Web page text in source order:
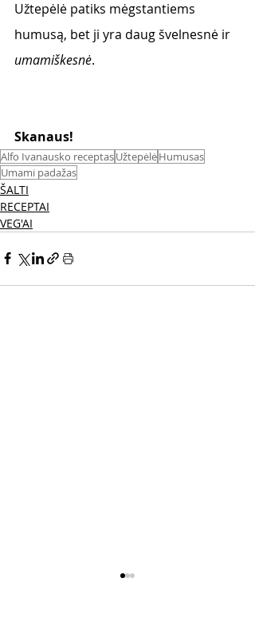
Užtepėlė patiks mėgstantiems
humusą, bet ji yra daug švelnesnė ir
umamiškesnė.
Skanaus!
Alfo Ivanausko receptasUžtepėlėHumusas
Umami padažas
ŠALTI
RECEPTAI
VEG'AI